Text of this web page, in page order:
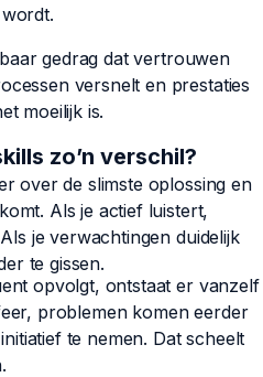
gedrag dat vertrouwen
versnelt en prestaties
moeilijk is.
zo’n verschil?
over de slimste oplossing en
Als je actief luistert,
je verwachtingen duidelijk
te gissen.
opvolgt, ontstaat er vanzelf
problemen komen eerder
te nemen. Dat scheelt